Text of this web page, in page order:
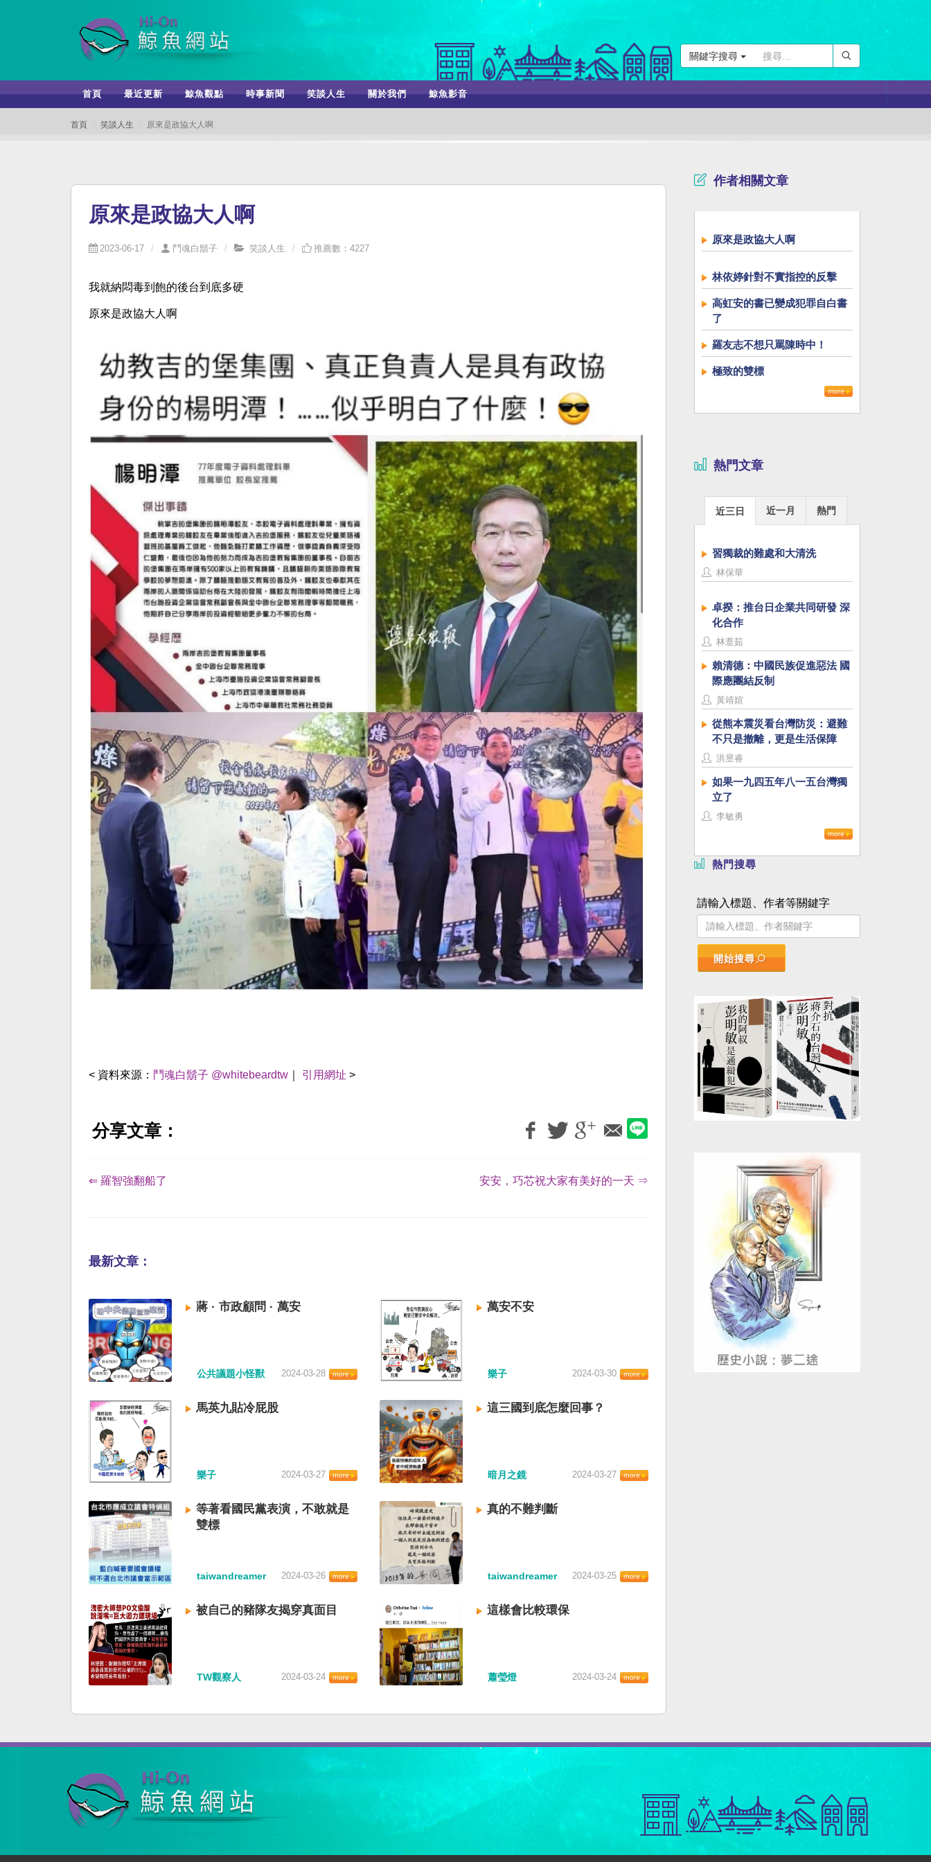
關鍵字搜尋
首頁 最近更新 鯨魚觀點 時事新聞 笑談人生 關於我們 鯨魚影音
首頁 笑談人生 原來是政協大人啊
原來是政協大人啊
2023-06-17 鬥魂白鬍子 笑談人生 推薦數：4227
我就納悶毒到飽的後台到底多硬
原來是政協大人啊
< 資料來源： 鬥魂白鬍子 @whitebeardtw 引用網址 >
分享文章：
⇐ 羅智強翻船了 安安，巧芯祝大家有美好的一天 ⇒
最新文章：
蔣 · 市政顧問 · 萬安
公共議題小怪獸 2024-03-28
萬安不安
樂子 2024-03-30
馬英九貼冷屁股
樂子 2024-03-27
這三國到底怎麼回事？
暗月之鏡 2024-03-27
等著看國民黨表演，不敢就是
雙標
taiwandreamer 2024-03-26
真的不難判斷
taiwandreamer 2024-03-25
被自己的豬隊友揭穿真面目
TW觀察人 2024-03-24
這樣會比較環保
蕭瑩燈 2024-03-24
作者相關文章
原來是政協大人啊
林依婷針對不實指控的反擊
高虹安的書已變成犯罪自白書
了
羅友志不想只罵陳時中！
極致的雙標
熱門文章
近三日 近一月 熱門
習獨裁的難處和大清洗
林保華
卓揆：推台日企業共同研發 深
化合作
林薏茹
賴清德：中國民族促進惡法 國
際應團結反制
黃靖媗
從熊本震災看台灣防災：避難
不只是撤離，更是生活保障
洪昱睿
如果一九四五年八一五台灣獨
立了
李敏勇
熱門搜尋
請輸入標題、作者等關鍵字
開始搜尋